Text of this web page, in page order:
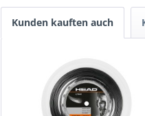
Kunden kauften auch